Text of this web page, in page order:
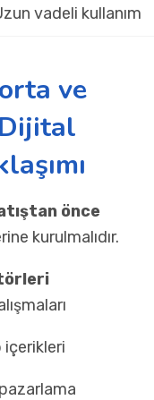
vadeli kullanım
ve
önce
kurulmalıdır.